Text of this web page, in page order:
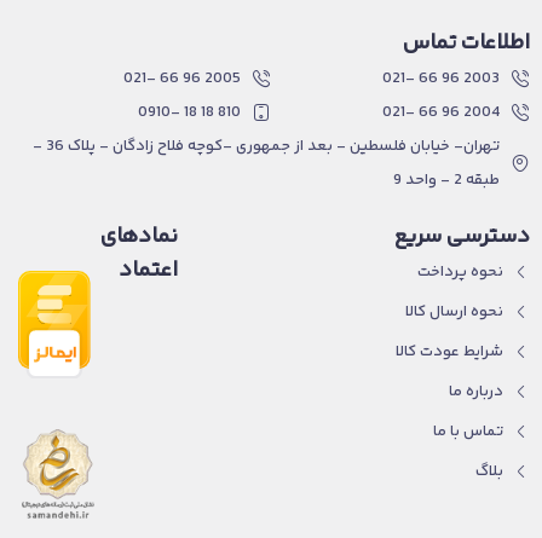
اطلاعات تماس
2003 96 66 -021
2004 96 66 -021
2005 96 66 -021
810 18 18 -0910
تهران- خیابان فلسطین - بعد از جمهوری -کوچه فلاح زادگان - پلاک 36 -
طبقه 2 - واحد 9
دسترسی سریع
نحوه پرداخت
نحوه ارسال کالا
شرایط عودت کالا
درباره ما
تماس با ما
بلاگ
نمادهای
اعتماد